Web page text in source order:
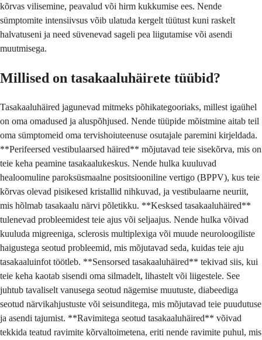
kõrvas vilisemine, peavalud või hirm kukkumise ees. Nende
sümptomite intensiivsus võib ulatuda kergelt tüütust kuni raskelt
halvatuseni ja need süvenevad sageli pea liigutamise või asendi
muutmisega.
Millised on tasakaaluhäirete tüübid?
Tasakaaluhäired jagunevad mitmeks põhikategooriaks, millest igaühel
on oma omadused ja aluspõhjused. Nende tüüpide mõistmine aitab teil
oma sümptomeid oma tervishoiuteenuse osutajale paremini kirjeldada.
**Perifeersed vestibulaarsed häired** mõjutavad teie sisekõrva, mis on
teie keha peamine tasakaalukeskus. Nende hulka kuuluvad
healoomuline paroksüsmaalne positsiooniline vertigo (BPPV), kus teie
kõrvas olevad pisikesed kristallid nihkuvad, ja vestibulaarne neuriit,
mis hõlmab tasakaalu närvi põletikku. **Kesksed tasakaaluhäired**
tulenevad probleemidest teie ajus või seljaajus. Nende hulka võivad
kuuluda migreeniga, sclerosis multiplexiga või muude neuroloogiliste
haigustega seotud probleemid, mis mõjutavad seda, kuidas teie aju
tasakaaluinfot töötleb. **Sensorsed tasakaaluhäired** tekivad siis, kui
teie keha kaotab sisendi oma silmadelt, lihastelt või liigestele. See
juhtub tavaliselt vanusega seotud nägemise muutuste, diabeediga
seotud närvikahjustuste või seisunditega, mis mõjutavad teie puudutuse
ja asendi tajumist. **Ravimitega seotud tasakaaluhäired** võivad
tekkida teatud ravimite kõrvaltoimetena, eriti nende ravimite puhul, mis